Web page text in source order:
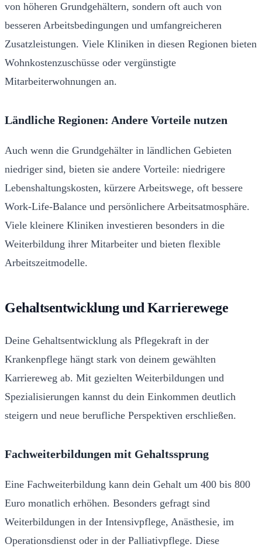
von höheren Grundgehältern, sondern oft auch von
besseren Arbeitsbedingungen und umfangreicheren
Zusatzleistungen. Viele Kliniken in diesen Regionen bieten
Wohnkostenzuschüsse oder vergünstigte
Mitarbeiterwohnungen an.
Ländliche Regionen: Andere Vorteile nutzen
Auch wenn die Grundgehälter in ländlichen Gebieten
niedriger sind, bieten sie andere Vorteile: niedrigere
Lebenshaltungskosten, kürzere Arbeitswege, oft bessere
Work-Life-Balance und persönlichere Arbeitsatmosphäre.
Viele kleinere Kliniken investieren besonders in die
Weiterbildung ihrer Mitarbeiter und bieten flexible
Arbeitszeitmodelle.
Gehaltsentwicklung und Karrierewege
Deine Gehaltsentwicklung als Pflegekraft in der
Krankenpflege hängt stark von deinem gewählten
Karriereweg ab. Mit gezielten Weiterbildungen und
Spezialisierungen kannst du dein Einkommen deutlich
steigern und neue berufliche Perspektiven erschließen.
Fachweiterbildungen mit Gehaltssprung
Eine Fachweiterbildung kann dein Gehalt um 400 bis 800
Euro monatlich erhöhen. Besonders gefragt sind
Weiterbildungen in der Intensivpflege, Anästhesie, im
Operationsdienst oder in der Palliativpflege. Diese